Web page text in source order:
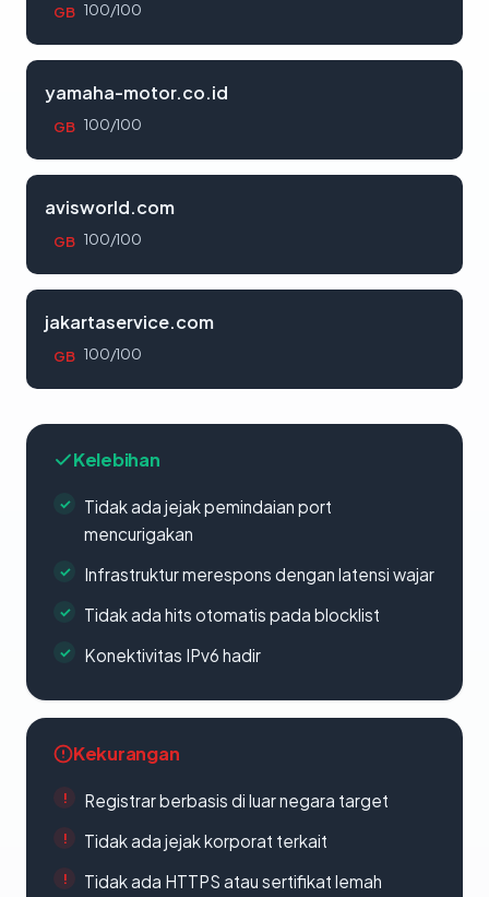
GB 100/100
yamaha-motor.co.id
GB 100/100
avisworld.com
GB 100/100
jakartaservice.com
GB 100/100
Kelebihan
Tidak ada jejak pemindaian port
mencurigakan
Infrastruktur merespons dengan latensi wajar
Tidak ada hits otomatis pada blocklist
Konektivitas IPv6 hadir
Kekurangan
Registrar berbasis di luar negara target
Tidak ada jejak korporat terkait
Tidak ada HTTPS atau sertifikat lemah